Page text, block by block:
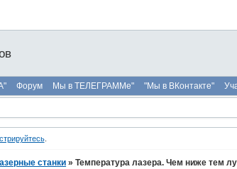
Форум Мы в ТЕЛЕГРАММе" "Мы в ВКонтакте"
.
станки »Температура лазера. Чем ниже тем